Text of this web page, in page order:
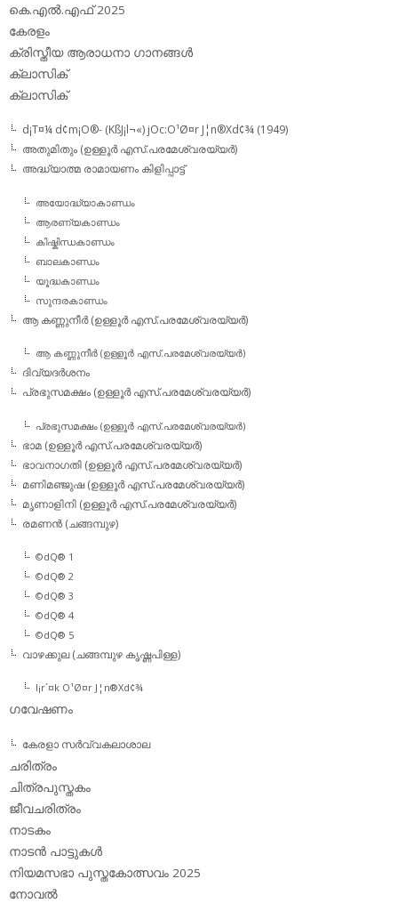
കെ.എല്‍.എഫ് 2025
കേരളം
ക്രിസ്തീയ ആരാധനാ ഗാനങ്ങള്‍
ക്ലാസിക്‌
ക്ലാസിക്
d¡T¤¼ d¢m¡O®- (KßJ¡l¬«) jOc:O¹Ø¤r J¦n®Xd¢¾ (1949)
അതുമിതും (ഉള്ളൂര്‍ എസ്.പരമേശ്വരയ്യര്‍)
അദ്ധ്യാത്മ രാമായണം കിളിപ്പാട്ട്‌
അയോദ്ധ്യാകാണ്ഡം
ആരണ്യകാണ്ഡം
കിഷ്കിന്ധകാണ്ഡം
ബാലകാണ്ഡം
യൂദ്ധകാണ്ഡം
സുന്ദരകാണ്ഡം
ആ കണ്ണുനീര്‍ (ഉള്ളൂര്‍ എസ്.പരമേശ്വരയ്യര്‍)
ആ കണ്ണുനീര്‍ (ഉള്ളൂര്‍ എസ്.പരമേശ്വരയ്യര്‍)
ദിവ്യദര്‍ശനം
പ്രഭുസമക്ഷം (ഉള്ളൂര്‍ എസ്.പരമേശ്വരയ്യര്‍)
പ്രഭുസമക്ഷം (ഉള്ളൂര്‍ എസ്.പരമേശ്വരയ്യര്‍)
ഭാമ (ഉള്ളൂര്‍ എസ്.പരമേശ്വരയ്യര്‍)
ഭാവനാഗതി (ഉള്ളൂര്‍ എസ്.പരമേശ്വരയ്യര്‍)
മണിമഞ്ജുഷ (ഉള്ളൂര്‍ എസ്.പരമേശ്വരയ്യര്‍)
മൃണാളിനി (ഉള്ളൂര്‍ എസ്.പരമേശ്വരയ്യര്‍)
രമണന്‍ (ചങ്ങമ്പുഴ)
©dQ® 1
©dQ® 2
©dQ® 3
©dQ® 4
©dQ® 5
വാഴക്കുല (ചങ്ങമ്പുഴ കൃഷ്ണപിള്ള)
l¡r´¤k O¹Ø¤r J¦n®Xd¢¾
ഗവേഷണം
കേരളാ സര്‍വ്വകലാശാല
ചരിത്രം
ചിത്രപുസ്തകം
ജീവചരിത്രം
നാടകം
നാടന്‍ പാട്ടുകള്‍
നിയമസഭാ പുസ്തകോത്സവം 2025
നോവല്‍